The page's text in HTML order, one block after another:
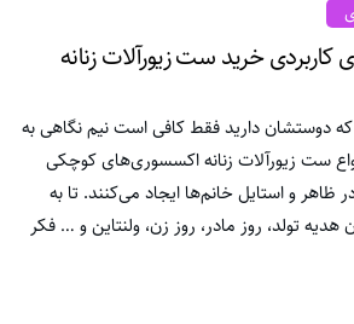
کاربردی خرید ست زیورآلات زنانه
دوستشان دارید فقط کافی است نیم نگاهی به
ست زیورآلات زنانه اکسسوری‌های کوچکی
ظاهر و استایل خانم‌ها ایجاد می‌کنند. تا به
تولد، روز مادر، روز زن، ولنتاین و … فکر